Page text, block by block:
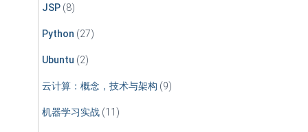
JSP (8)
Python (27)
Ubuntu (2)
云计算：概念，技术与架构 (9)
机器学习实战 (11)